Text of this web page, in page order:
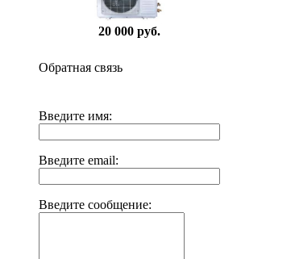
20 000 руб.
Обратная связь
Введите имя:
Введите email:
Введите сообщение: